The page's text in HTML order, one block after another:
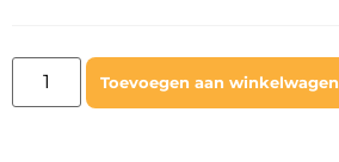
Toevoegen aan winkelwagen